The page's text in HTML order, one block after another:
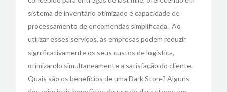
sistema de inventário otimizado e capacidade de
processamento de encomendas simplificada. Ao
utilizar esses serviços, as empresas podem reduzir
significativamente os seus custos de logística,
otimizando simultaneamente a satisfação do cliente.
Quais são os benefícios de uma Dark Store? Alguns